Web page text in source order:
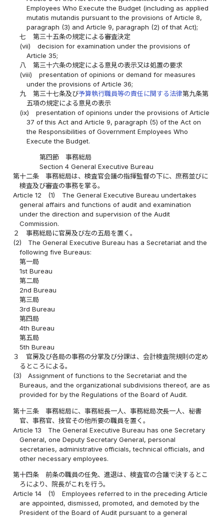
Employees Who Execute the Budget (including as applied
mutatis mutandis pursuant to the provisions of Article 8,
paragraph (3) and Article 9, paragraph (2) of that Act);
七
第三十五条の規定による審査決定
(vii)
decision for examination under the provisions of
Article 35;
八
第三十六条の規定による意見の表示又は処置の要求
(viii)
presentation of opinions or demand for measures
under the provisions of Article 36;
九
第三十七条及び予算執行職員等の責任に関する法律第九条第
五項の規定による意見の表示
(ix)
presentation of opinions under the provisions of Article
37 of this Act and Article 9, paragraph (5) of the Act on
the Responsibilities of Government Employees Who
Execute the Budget.
第四節 事務総局
Section 4 General Executive Bureau
第十二条
事務総局は、検査官会議の指揮監督の下に、庶務並びに
検査及び審査の事務を掌る。
Article 12
(1)
The General Executive Bureau undertakes
general affairs and functions of audit and examination
under the direction and supervision of the Audit
Commission.
２
事務総局に官房及び左の五局を置く。
(2)
The General Executive Bureau has a Secretariat and the
following five Bureaus:
第一局
1st Bureau
第二局
2nd Bureau
第三局
3rd Bureau
第四局
4th Bureau
第五局
5th Bureau
３
官房及び各局の事務の分掌及び分課は、会計検査院規則の定め
るところによる。
(3)
Assignment of functions to the Secretariat and the
Bureaus, and the organizational subdivisions thereof, are as
provided for by the Regulations of the Board of Audit.
第十三条
事務総局に、事務総長一人、事務総局次長一人、秘書
官、事務官、技官その他所要の職員を置く。
Article 13
The General Executive Bureau has one Secretary
General, one Deputy Secretary General, personal
secretaries, administrative officials, technical officials, and
other necessary employees.
第十四条
前条の職員の任免、進退は、検査官の合議で決するとこ
ろにより、院長がこれを行う。
Article 14
(1)
Employees referred to in the preceding Article
are appointed, dismissed, promoted, and demoted by the
President of the Board of Audit pursuant to a general